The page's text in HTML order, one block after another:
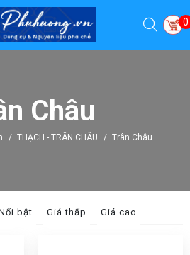
0
Châu
/ THẠCH - TRÂN CHÂU / Trân Châu
bật Giá thấp Giá cao